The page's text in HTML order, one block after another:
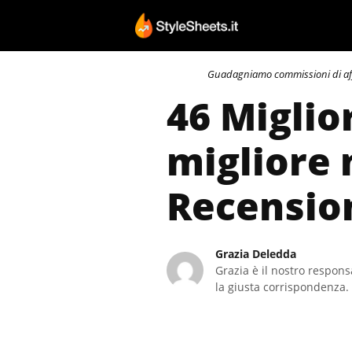
contenuto
Guadagniamo commissioni di
46
migliore
Grazia Deledda
Grazia è il nostro
la giusta